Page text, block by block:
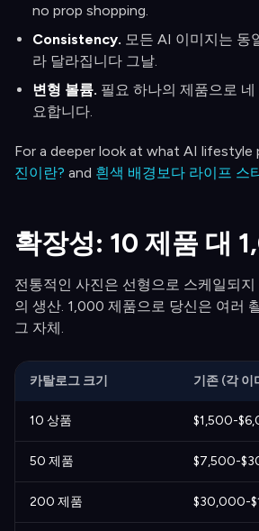
no prop shopping.
Consistency. 모든 AI 이미지는 동
라 달라집니다 그날.
변형 볼륨. 필요 하나의 제품으로
요합니다.
For a deeper look at what AI
진이란? and 흰색 배경보다 라이프 스
확장성: 10 제품 대
전통적인 사진은 선형으로 스케일되
의 생산. 1,000 제품으로 당신은 여러
그 자체.
카탈로그 크기 기존 (각 이
10 상품 $1,500-
50 제품 $7,500-
200 제품 $30,000-